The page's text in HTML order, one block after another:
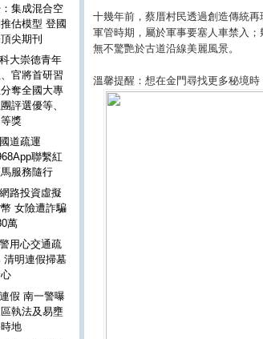
十幾年前，蔡厝村民透過創造傳統
軍管時期，屬於軍事要塞人車禁入
無不驚艷於古道沿線美麗風景。
溫馨提醒：想在金門尋找更多秘境
集成混合空
估模型 登國
尖期刊
大崇德青年
官將首研習
奪全國大專
評選優等、
獎
道疏運
聯繫紅
服務隨行
路投資虛擬
女險遭詐騙
萬
用心交通疏
清明連假掃墓
假 南一警曝
執法及易壅
地